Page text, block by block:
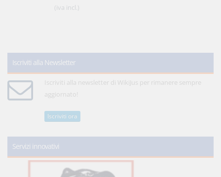
(iva incl.)
Iscriviti alla Newsletter
Iscriviti alla newsletter di WikiJus per rimanere sempre
aggiornato!
Iscriviti ora
Servizi innovativi